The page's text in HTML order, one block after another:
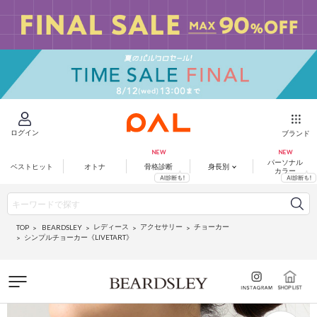
ログイン ブランド
ベストヒット オトナ 骨格診断 身長別
パーソナル
カラー
TOP BEARDSLEY レディース アクセサリー
チョーカー
シンプルチョーカー《LIVETART》